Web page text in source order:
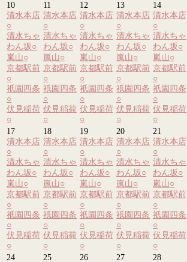
10
清水本店
○
清水ちゃ
わん坂○
嵐山○
京都駅前
○
祇園四条
○
伏見稲荷
○
11
清水本店
○
清水ちゃ
わん坂○
嵐山○
京都駅前
○
祇園四条
○
伏見稲荷
○
12
清水本店
○
清水ちゃ
わん坂○
嵐山○
京都駅前
○
祇園四条
○
伏見稲荷
○
13
清水本店
○
清水ちゃ
わん坂○
嵐山○
京都駅前
○
祇園四条
○
伏見稲荷
○
14
清水本店
○
清水ちゃ
わん坂○
嵐山○
京都駅前
○
祇園四条
○
伏見稲荷
○
17
清水本店
○
清水ちゃ
わん坂○
嵐山○
京都駅前
○
祇園四条
○
伏見稲荷
○
18
清水本店
○
清水ちゃ
わん坂○
嵐山○
京都駅前
○
祇園四条
○
伏見稲荷
○
19
清水本店
○
清水ちゃ
わん坂○
嵐山○
京都駅前
○
祇園四条
○
伏見稲荷
○
20
清水本店
○
清水ちゃ
わん坂○
嵐山○
京都駅前
○
祇園四条
○
伏見稲荷
○
21
清水本店
○
清水ちゃ
わん坂○
嵐山○
京都駅前
○
祇園四条
○
伏見稲荷
○
24
25
26
27
28